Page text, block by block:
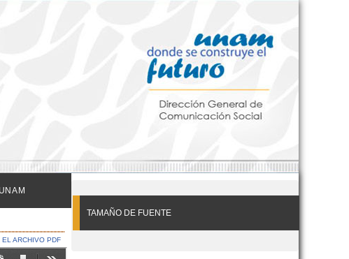
TAMAÑO DE FUENTE
ARCHIVO PDF